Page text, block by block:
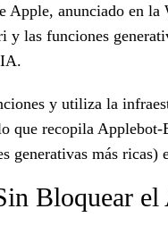
Apple, anunciado en
y las funciones
y utiliza la
que recopila
más
Bloquear el